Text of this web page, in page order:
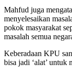
Mahfud juga
menyelesaikan
pokok masyarakat
masalah semua
Keberadaan KPU
bisa jadi ‘alat’ untuk